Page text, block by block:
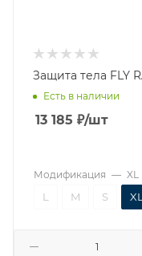
Защита тела FLY
Есть в наличии
13 185 ₽/шт
Модификация — XL
L M S XL